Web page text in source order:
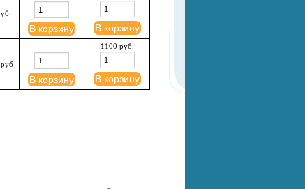
В корзину В корзину
В корзину
1100 руб.
В корзину